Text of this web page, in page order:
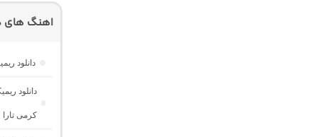
اهنگ های
دانلود
کرمی تارا